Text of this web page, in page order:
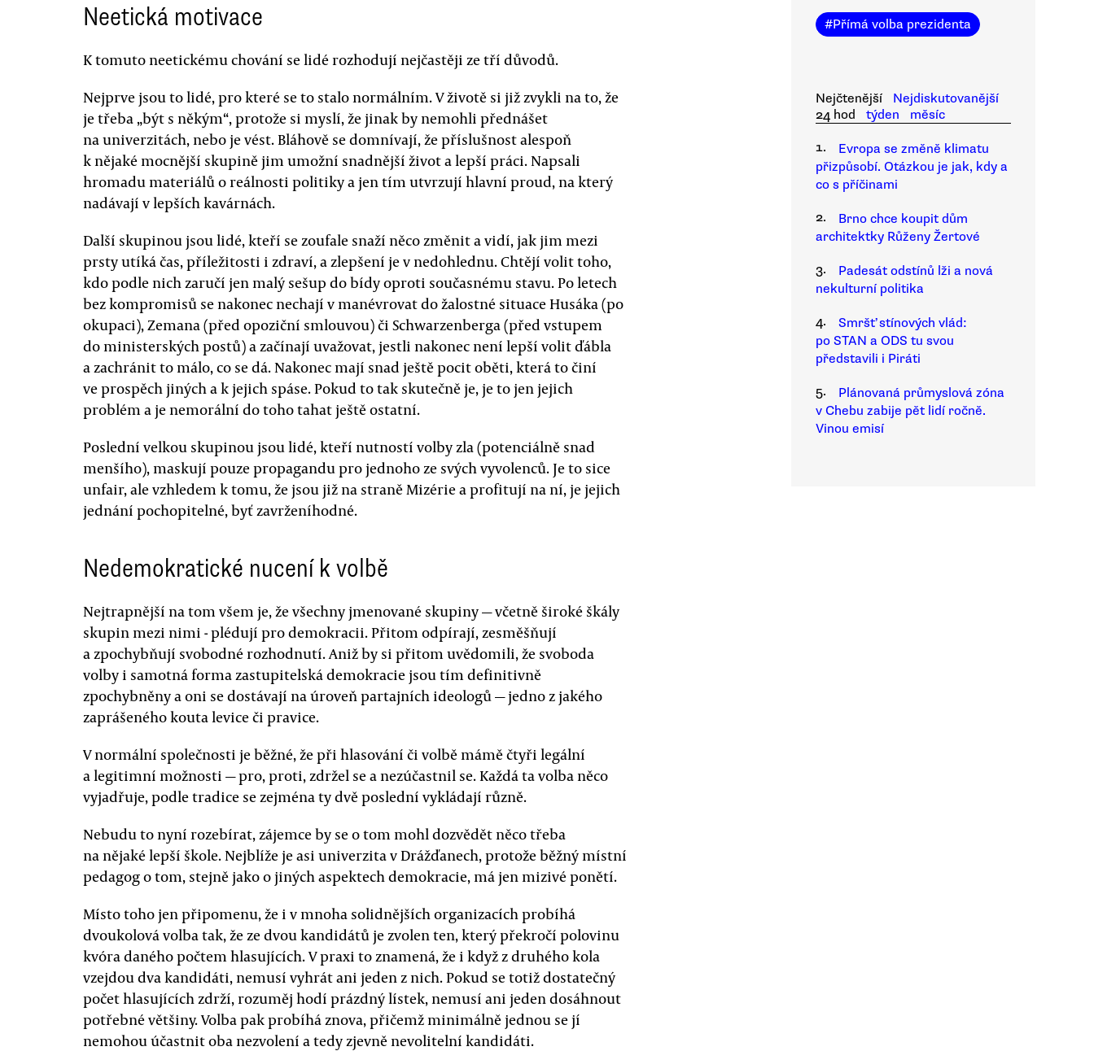
Neetická motivace
K tomuto neetickému chování se lidé rozhodují nejčastěji ze tří důvodů.
Nejprve jsou to lidé, pro které se to stalo normálním. V životě si již zvykli na to, že
je třeba „být s někým“, protože si myslí, že jinak by nemohli přednášet
na univerzitách, nebo je vést. Bláhově se domnívají, že příslušnost alespoň
k nějaké mocnější skupině jim umožní snadnější život a lepší práci. Napsali
hromadu materiálů o reálnosti politiky a jen tím utvrzují hlavní proud, na který
nadávají v lepších kavárnách.
Další skupinou jsou lidé, kteří se zoufale snaží něco změnit a vidí, jak jim mezi
prsty utíká čas, příležitosti i zdraví, a zlepšení je v nedohlednu. Chtějí volit toho,
kdo podle nich zaručí jen malý sešup do bídy oproti současnému stavu. Po letech
bez kompromisů se nakonec nechají v manévrovat do žalostné situace Husáka (po
okupaci), Zemana (před opoziční smlouvou) či Schwarzenberga (před vstupem
do ministerských postů) a začínají uvažovat, jestli nakonec není lepší volit ďábla
a zachránit to málo, co se dá. Nakonec mají snad ještě pocit oběti, která to činí
ve prospěch jiných a k jejich spáse. Pokud to tak skutečně je, je to jen jejich
problém a je nemorální do toho tahat ještě ostatní.
Poslední velkou skupinou jsou lidé, kteří nutností volby zla (potenciálně snad
menšího), maskují pouze propagandu pro jednoho ze svých vyvolenců. Je to sice
unfair, ale vzhledem k tomu, že jsou již na straně Mizérie a profitují na ní, je jejich
jednání pochopitelné, byť zavrženíhodné.
Nedemokratické nucení k volbě
Nejtrapnější na tom všem je, že všechny jmenované skupiny — včetně široké škály
skupin mezi nimi - plédují pro demokracii. Přitom odpírají, zesměšňují
a zpochybňují svobodné rozhodnutí. Aniž by si přitom uvědomili, že svoboda
volby i samotná forma zastupitelská demokracie jsou tím definitivně
zpochybněny a oni se dostávají na úroveň partajních ideologů — jedno z jakého
zaprášeného kouta levice či pravice.
V normální společnosti je běžné, že při hlasování či volbě mámě čtyři legální
a legitimní možnosti — pro, proti, zdržel se a nezúčastnil se. Každá ta volba něco
vyjadřuje, podle tradice se zejména ty dvě poslední vykládají různě.
Nebudu to nyní rozebírat, zájemce by se o tom mohl dozvědět něco třeba
na nějaké lepší škole. Nejblíže je asi univerzita v Drážďanech, protože běžný místní
pedagog o tom, stejně jako o jiných aspektech demokracie, má jen mizivé ponětí.
Místo toho jen připomenu, že i v mnoha solidnějších organizacích probíhá
dvoukolová volba tak, že ze dvou kandidátů je zvolen ten, který překročí polovinu
kvóra daného počtem hlasujících. V praxi to znamená, že i když z druhého kola
vzejdou dva kandidáti, nemusí vyhrát ani jeden z nich. Pokud se totiž dostatečný
počet hlasujících zdrží, rozuměj hodí prázdný lístek, nemusí ani jeden dosáhnout
potřebné většiny. Volba pak probíhá znova, přičemž minimálně jednou se jí
nemohou účastnit oba nezvolení a tedy zjevně nevolitelní kandidáti.
#Přímá volba prezidenta
Nejčtenější
Nejdiskutovanější
24 hod
týden
měsíc
1.
Evropa se změně klimatu
přizpůsobí. Otázkou je jak, kdy a
co s příčinami
2.
Brno chce koupit dům
architektky Růženy Žertové
3.
Padesát odstínů lži a nová
nekulturní politika
4.
Smršť stínových vlád:
po STAN a ODS tu svou
představili i Piráti
5.
Plánovaná průmyslová zóna
v Chebu zabije pět lidí ročně.
Vinou emisí